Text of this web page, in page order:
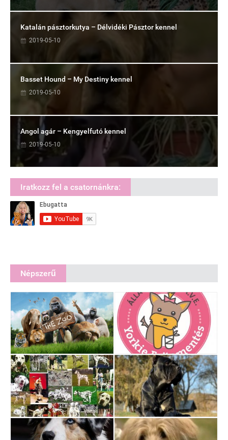
Katalán pásztorkutya – Délvidéki Pásztor kennel
2019-05-10
Basset Hound – My Destiny kennel
2019-05-10
Angol agár – Kengyelfutó kennel
2019-05-10
Iratkozz fel a csatornánkra:
Népszerű